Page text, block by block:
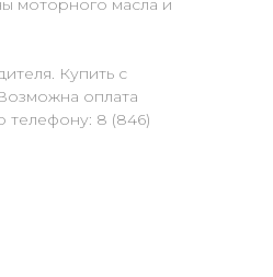
моторного масла и
Купить с
оплата
телефону: 8 (846)